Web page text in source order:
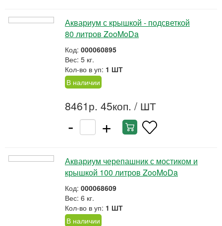
Аквариум с крышкой - подсветкой
80 литров ZooMoDa
Код: 000060895
Вес: 5 кг.
Кол-во в уп: 1 ШТ
В наличии
8461р. 45коп. / ШТ
- +
Аквариум черепашник с мостиком и
крышкой 100 литров ZooMoDa
Код: 000068609
Вес: 6 кг.
Кол-во в уп: 1 ШТ
В наличии